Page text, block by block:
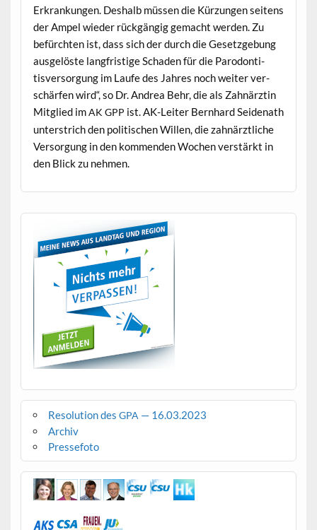
Erkrankun­gen. Deshalb müssen die Kürzun­gen seit­ens
der Ampel wieder rück­gängig gemacht wer­den. Zu
befürcht­en ist, dass sich der durch die Geset­zge­bung
aus­gelöste langfristige Schaden für die Par­o­don­ti­
tisver­sorgung im Laufe des Jahres noch weit­er ver­
schär­fen wird“, so Dr. Andrea Behr, die als Zah­närztin
Mit­glied imAK GPP ist. AK-Leit­er Bern­hard Sei­de­nath
unter­strich den poli­tis­chen Willen, die zah­närztliche
Ver­sorgung in den kom­menden Wochen ver­stärkt in
den Blick zu nehmen.
Resolution des GPA — 16.03.2023
Archiv
Pressefoto